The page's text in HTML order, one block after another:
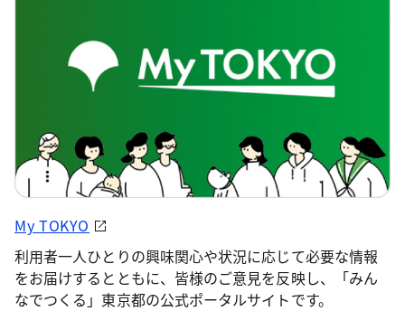
My TOKYO
利用者一人ひとりの興味関心や状況に応じて必要な情報
をお届けするとともに、皆様のご意見を反映し、「みん
なでつくる」東京都の公式ポータルサイトです。